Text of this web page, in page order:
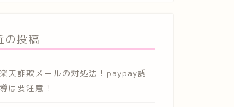
の投稿
楽天詐欺メールの対処法！paypay誘
導は要注意！